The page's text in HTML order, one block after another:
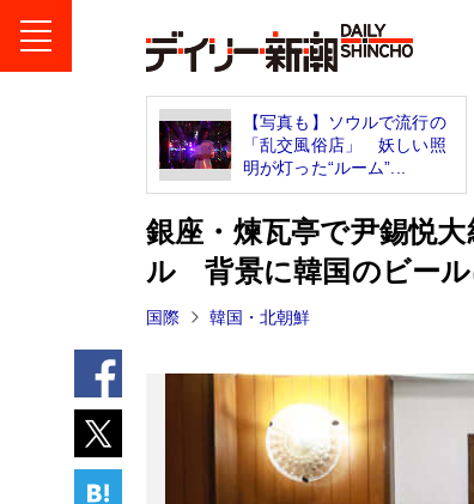
【写真も】ソウルで流行の
「乱交風俗店」 妖しい照
明が灯った“ルーム”...
銀座・煉瓦亭で尹錫悦
ル 背景に韓国のビー
国際 韓国・北朝鮮